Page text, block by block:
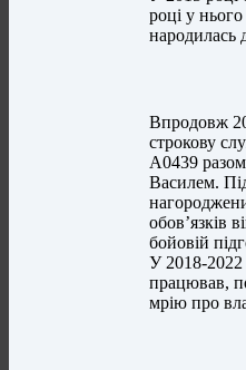
році у
народилась
Впродовж
строкову
А0439
Василем.
обов’язків
бойовій
У 2018-2022
працював,
мрію про